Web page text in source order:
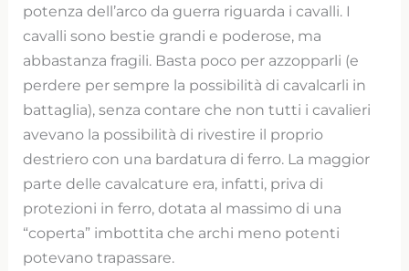
potenza dell’arco da guerra riguarda i cavalli. I
cavalli sono bestie grandi e poderose, ma
abbastanza fragili. Basta poco per azzopparli (e
perdere per sempre la possibilità di cavalcarli in
battaglia), senza contare che non tutti i cavalieri
avevano la possibilità di rivestire il proprio
destriero con una bardatura di ferro. La maggior
parte delle cavalcature era, infatti, priva di
protezioni in ferro, dotata al massimo di una
“coperta” imbottita che archi meno potenti
potevano trapassare.